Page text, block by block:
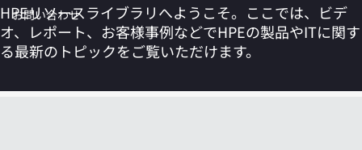
ツ
に
ス
ッ
お問い合わせ
カートは空です
HPEリソースライブラリへようこそ。ここでは、ビデ
オ、レポート、お客様事例などでHPEの製品やITに関す
る最新のトピックをご覧いただけます。